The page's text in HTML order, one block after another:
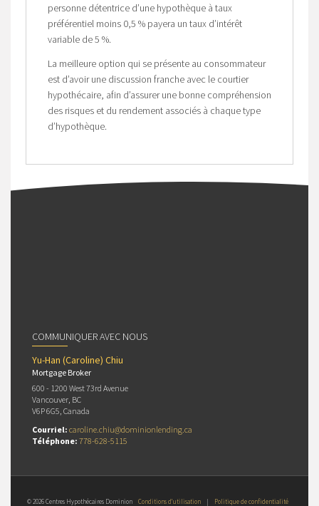
personne détentrice d’une hypothèque à taux
préférentiel moins 0,5 % payera un taux d’intérêt
variable de 5 %.
La meilleure option qui se présente au consommateur
est d’avoir une discussion franche avec le courtier
hypothécaire, afin d’assurer une bonne compréhension
des risques et du rendement associés à chaque type
d’hypothèque.
COMMUNIQUER AVEC NOUS
Yu-Han (Caroline) Chiu
Mortgage Broker
600 - 1200 West 73rd Avenue
Vancouver, BC
V6P 6G5, Canada
Courriel: caroline.chiu@dominionlending.ca
Téléphone: 778-628-5115
© 2026 Centres Hypothécaires Dominion Conditions d’utilisation | Politique de confidentialité